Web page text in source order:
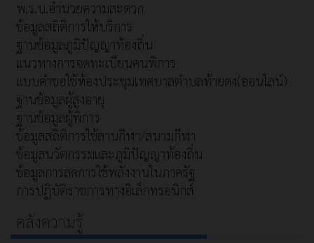
พ.ร.บ.อำนวยความสะดวก
ข้อมูลสถิติการให้บริการ
ฐานข้อมูลภูมิปัญญาท้องถิ่น
แนวทางการจดทะเบียนคนพิการ
แบบคำขอใช้ห้องประชุมเทศบาลตำบลท้ายดง(ออนไลน์)
ฐานข้อมูลผู้สูงอายุ
ฐานข้อมูลผู้พิการ
ข้อมูลสถิติการใช้ลานกีฬา/สนามกีฬา
ข้อมูลนวัตกรรมและภูมิปัญญาท้องถิ่น
ข้อมูลการลดการใช้พลังงานในภาครัฐ
การปฏิบัติราชการทางอิเล็กทรอนิกส์
คลังความรู้